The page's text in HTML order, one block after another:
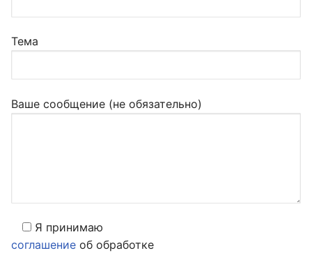
Тема
Ваше сообщение (не обязательно)
Я принимаю
соглашение об обработке